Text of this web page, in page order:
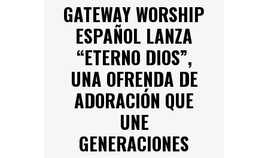
GATEWAY WORSHIP
ESPAÑOL LANZA
“ETERNO DIOS”,
UNA OFRENDA DE
ADORACIÓN QUE
UNE
GENERACIONES